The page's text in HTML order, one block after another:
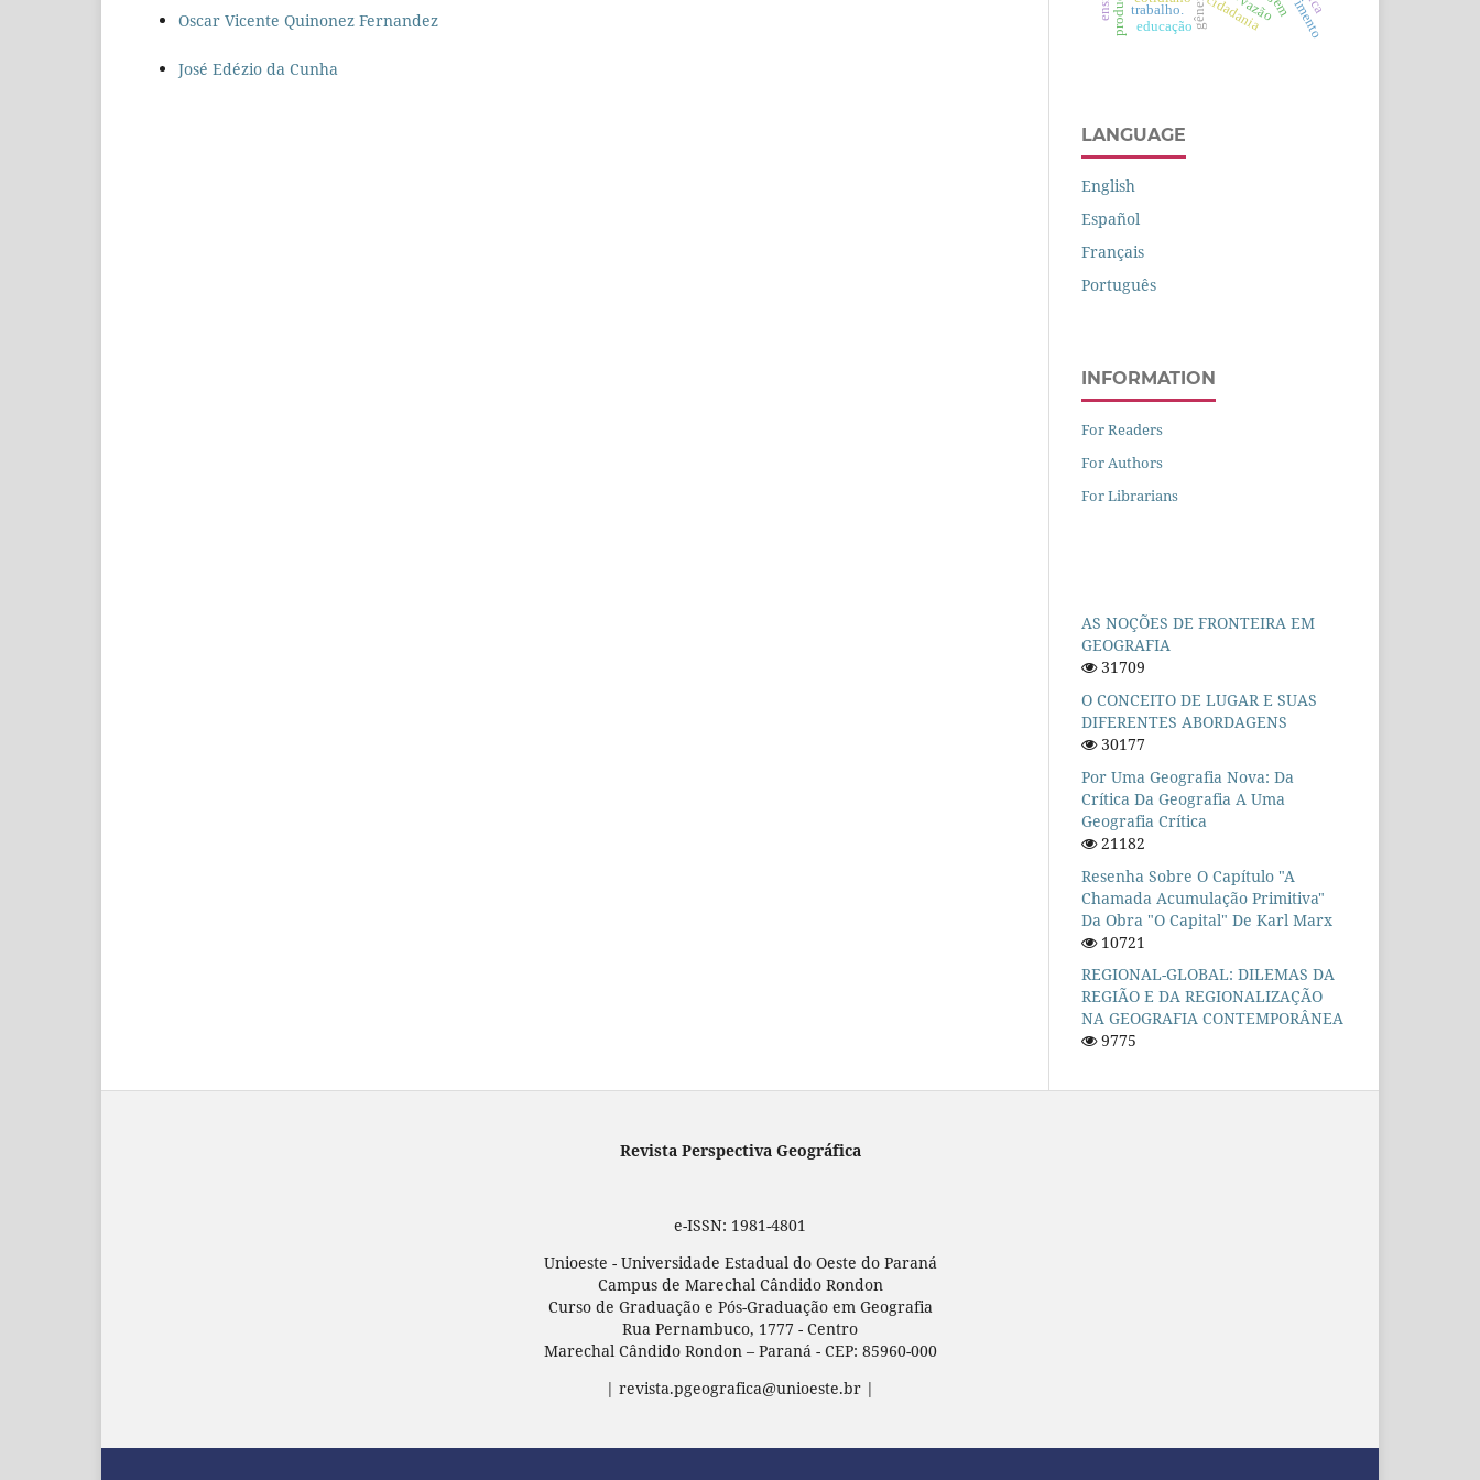
Oscar Vicente Quinonez Fernandez
José Edézio da Cunha
trabalho. gênerocidadania
educação
vazão
LANGUAGE
English
Español
Français
Português
INFORMATION
For Readers
For Authors
For Librarians
AS NOÇÕES DE FRONTEIRA EM
GEOGRAFIA
31709
O CONCEITO DE LUGAR E SUAS
DIFERENTES ABORDAGENS
30177
Por Uma Geografia Nova: Da
Crítica Da Geografia A Uma
Geografia Crítica
21182
Resenha Sobre O Capítulo "A
Chamada Acumulação Primitiva"
Da Obra "O Capital" De Karl Marx
10721
REGIONAL-GLOBAL: DILEMAS DA
REGIÃO E DA REGIONALIZAÇÃO
NA GEOGRAFIA CONTEMPORÂNEA
9775
Revista Perspectiva Geográfica
e-ISSN: 1981-4801
Unioeste - Universidade Estadual do Oeste do Paraná
Campus de Marechal Cândido Rondon
Curso de Graduação e Pós-Graduação em Geografia
Rua Pernambuco, 1777 - Centro
Marechal Cândido Rondon – Paraná - CEP: 85960-000
| revista.pgeografica@unioeste.br |